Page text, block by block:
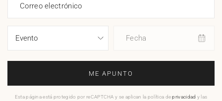
Correo electrónico
Fecha
ME APUNTO
Esta página está protegido por reCAPTCHA y se aplican la política deprivacidad y las